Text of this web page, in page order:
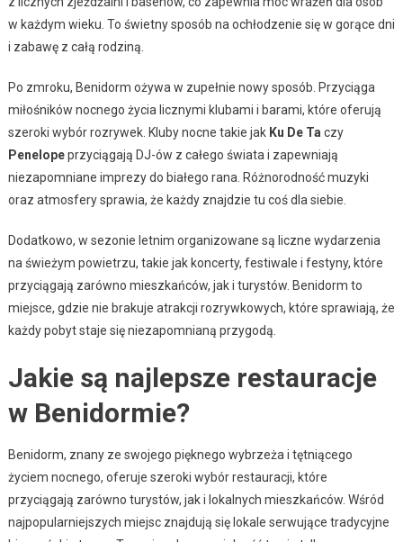
w każdym wieku. To świetny sposób na ochłodzenie się w gorące dni
i zabawę z całą rodziną.
Po zmroku, Benidorm ożywa w zupełnie nowy sposób. Przyciąga
miłośników nocnego życia licznymi klubami i barami, które oferują
szeroki wybór rozrywek. Kluby nocne takie jak Ku De Ta czy
Penelopeprzyciągają DJ-ów z całego świata i zapewniają
niezapomniane imprezy do białego rana. Różnorodność muzyki
oraz atmosfery sprawia, że każdy znajdzie tu coś dla siebie.
Dodatkowo, w sezonie letnim organizowane są liczne wydarzenia
na świeżym powietrzu, takie jak koncerty, festiwale i festyny, które
przyciągają zarówno mieszkańców, jak i turystów. Benidorm to
miejsce, gdzie nie brakuje atrakcji rozrywkowych, które sprawiają, że
każdy pobyt staje się niezapomnianą przygodą.
Jakie są najlepsze restauracje
w Benidormie?
Benidorm, znany ze swojego pięknego wybrzeża i tętniącego
życiem nocnego, oferuje szeroki wybór restauracji, które
przyciągają zarówno turystów, jak i lokalnych mieszkańców. Wśród
najpopularniejszych miejsc znajdują się lokale serwujące tradycyjne